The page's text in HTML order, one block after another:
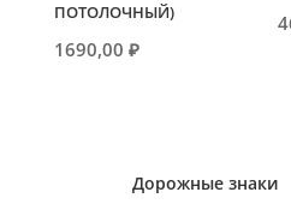
ПОТОЛОЧНЫЙ)
1690,00 ₽
Дорожные знаки